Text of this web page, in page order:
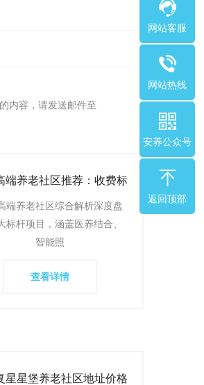
内容，请发送邮件至
端养老社区推荐：收费标
端养老社区综合解析深度盘
标杆项目，涵盖医养结合、
智能照
查看详情
星星堡养老社区地址价格
网站客服
网站热线
安养公众号
返回顶部